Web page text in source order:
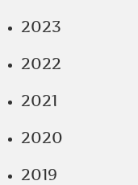
2023
2022
2021
2020
2019